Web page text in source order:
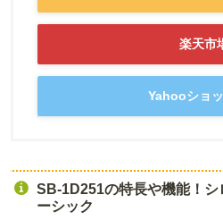
楽天市
Yahooショ
SB-1D251の特長や機能！
ーシック